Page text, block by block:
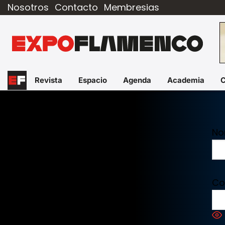
Nosotros Contacto Membresias
Revista Espacio Agenda Academia